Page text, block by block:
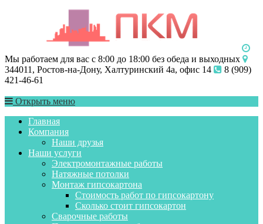
Мы работаем для вас с 8:00 до 18:00 без обеда и выходных
344011, Ростов-на-Дону, Халтуринский 4а, офис 14
8 (909)
421-46-61
Открыть меню
Главная
Компания
Наши друзья
Наши услуги
Электромонтажные работы
Натяжные потолки
Монтаж гипсокартона
Стоимость работ по гипсокартону
Сколько стоит гипсокартон
Сварочные работы